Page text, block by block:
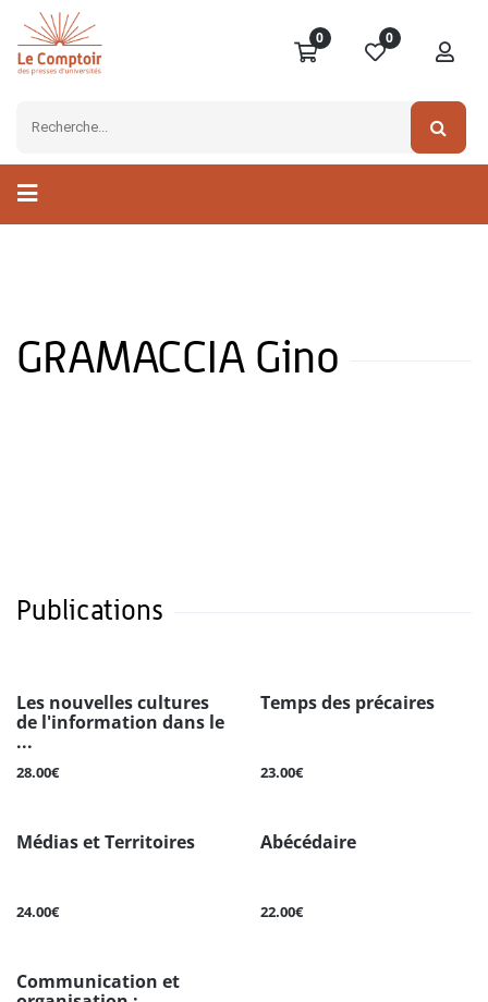
0 0
GRAMACCIA Gino
Publications
Les nouvelles cultures
de l'information dans le
...
28.00€
Temps des précaires
23.00€
Médias et Territoires
24.00€
Abécédaire
22.00€
Communication et